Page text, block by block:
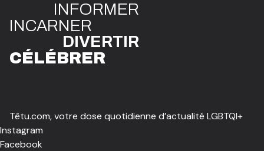
INFORMER
INCARNER
DIVERTIR
CÉLÉBRER
Têtu.com, votre dose quotidienne d’actualité LGBTQI+
Instagram
Facebook